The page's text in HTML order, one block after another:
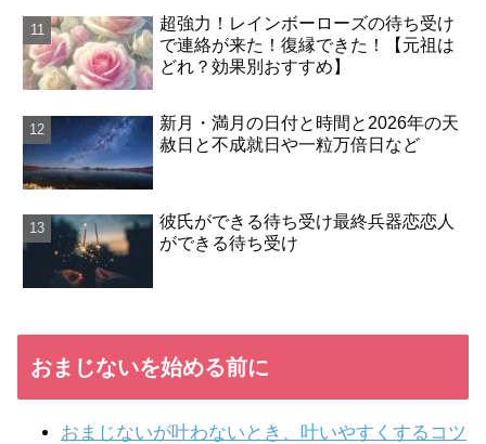
超強力！レインボーローズの待ち受け
で連絡が来た！復縁できた！【元祖は
どれ？効果別おすすめ】
新月・満月の日付と時間と2026年の天
赦日と不成就日や一粒万倍日など
彼氏ができる待ち受け最終兵器恋恋人
ができる待ち受け
おまじないを始める前に
おまじないが叶わないとき、叶いやすくするコツ